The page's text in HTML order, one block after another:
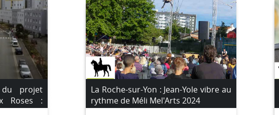
du projet
Roses :
c’est
La Roche-sur-Yon : Jean-Yole vibre au
rythme de Méli Mel'Arts 2024